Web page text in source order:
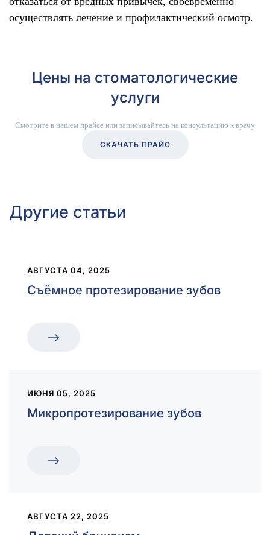
осуществлять лечение и профилактический осмотр.
Цены на стоматологические
услуги
Смотрите в нашем прайсе или записывайтесь на консультацию к врачу
СКАЧАТЬ ПРАЙС
Другие статьи
АВГУСТА 04, 2025
Съёмное протезирование зубов
ИЮНЯ 05, 2025
Микропротезирование зубов
АВГУСТА 22, 2025